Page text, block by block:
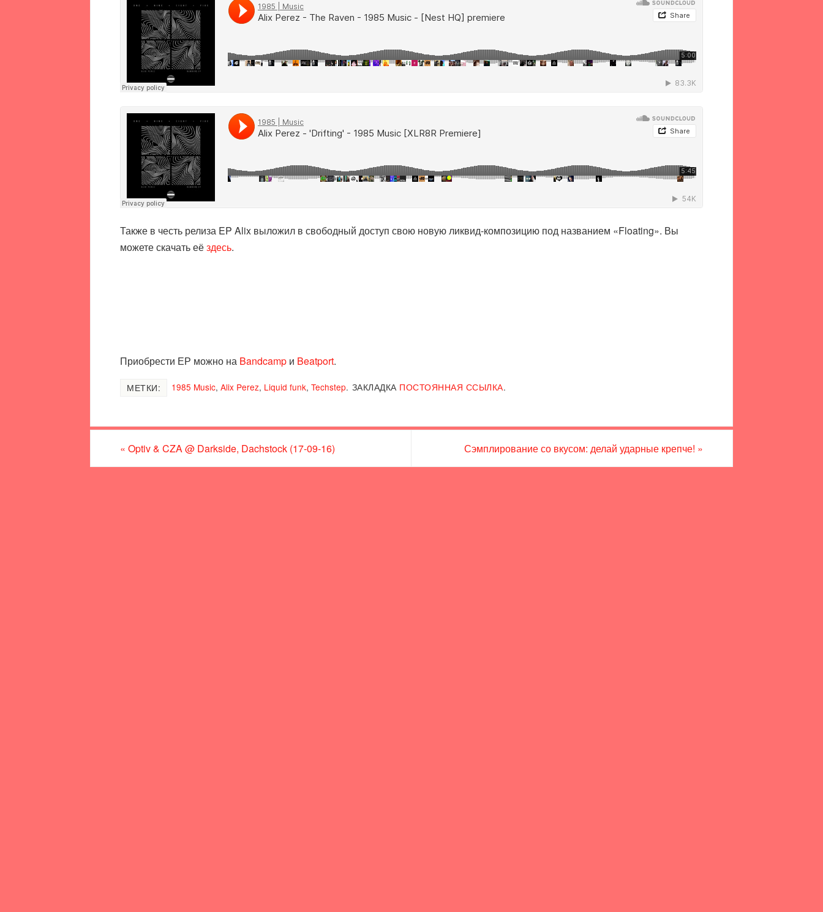
Также в честь релиза EP Alix выложил в свободный доступ свою новую ликвид-композицию под названием «Floating». Вы
можете скачать еёздесь.
Приобрести ЕР можно на Bandcamp и Beatport.
МЕТКИ: 1985 Music, Alix Perez, Liquid funk, Techstep. ЗАКЛАДКА ПОСТОЯННАЯ ССЫЛКА.
« Optiv & CZA @ Darkside, Dachstock (17-09-16) Сэмплирование со вкусом: делай ударные крепче! »